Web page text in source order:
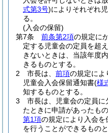
式第3号)によりそれぞれ
る。
(入会の保留)
第7条
前条第2項の規定に
定する児童会の定員を超
きないときは、当該年度
きるものとする。
2
市長は、 前項の規定によ
児童会入会保留通知書(様
知するものとする。
3
市長は、児童会の定員
たときに申請があったも
第1項の規定により入会
を行うことができるものと